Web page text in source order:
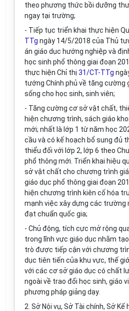
theo phương thức bồi dưỡng
ngay tại trường;
- Tiếp tục triển khai thực hiện
TTg ngày 14/5/2018 của Thủ
án giáo dục hướng nghiệp và
học sinh phổ thông giai đoạn
thực hiện Chỉ thị 31/CT-TTg
tướng Chính phủ về tăng cường
sống cho học sinh, sinh viên;
- Tăng cường cơ sở vật chất,
hiện chương trình, sách giáo
mới; nhất là lớp 1 từ năm học
cầu và có kế hoạch bổ sung đủ
thiểu đối với lớp 2, lớp 6 theo
phổ thông mới. Triển khai hiệu
sở vật chất cho chương trình
giáo dục phổ thông giai đoạn
hiện chương trình kiên cố hóa
mạnh việc xây dựng các trường
đạt chuẩn quốc gia;
- Chủ động, tích cực mở rộng
trong lĩnh vực giáo dục nhằm
trò được tiếp cận với chương
dục tiên tiến của khu vực, thế
với các cơ sở giáo dục có chất
ngoài về trao đổi học sinh, giáo
phương pháp giảng dạy.
2. Sở Nội vụ, Sở Tài chính, Sở